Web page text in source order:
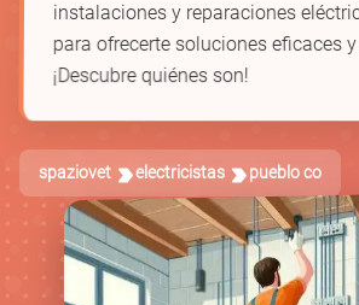
instalaciones y reparaciones
para ofrecerte soluciones eficaces
¡Descubre quiénes son!
spaziovet electricistas pueblo co